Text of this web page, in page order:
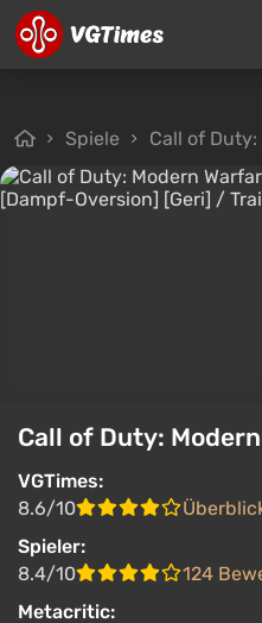
Spiele Call of Duty:
Call of Duty:
VGTimes:
8.6/10
Spieler:
8.4/10
124
Metacritic: